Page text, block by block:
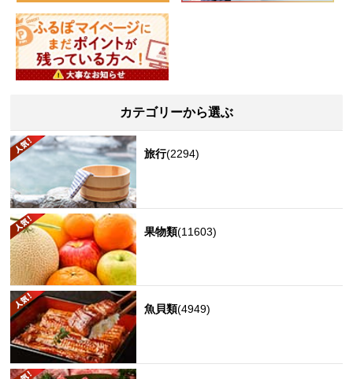
カテゴリーから選ぶ
旅行(2294)
果物類(11603)
魚貝類(4949)